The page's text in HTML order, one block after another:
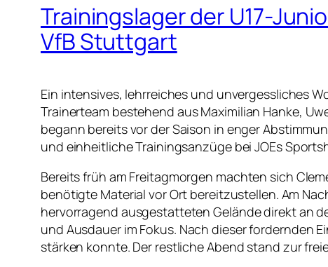
Trainingslager der U17-
VfB Stuttgart
Ein intensives, lehrreiches und unvergessliches
Trainerteam bestehend aus Maximilian Hanke,
begann bereits vor der Saison in enger
und einheitliche Trainingsanzüge bei JOEs
Bereits früh am Freitagmorgen machten sich
benötigte Material vor Ort bereitzustellen. Am
hervorragend ausgestatteten Gelände direkt an
und Ausdauer im Fokus. Nach dieser fordernden
stärken konnte. Der restliche Abend stand zur